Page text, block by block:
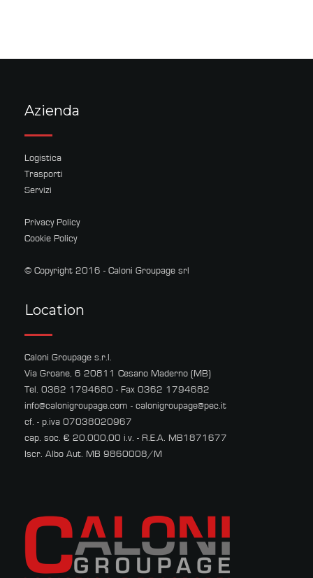
Azienda
Logistica
Trasporti
Servizi
Privacy Policy
Cookie Policy
© Copyright 2016 - Caloni Groupage srl
Location
Caloni Groupage s.r.l.
Via Groane, 6 20811 Cesano Maderno (MB)
Tel. 0362 1794680 - Fax 0362 1794682
info@calonigroupage.com - calonigroupage@pec.it
cf. - p.iva 07038020967
cap. soc. € 20.000,00 i.v. - R.E.A. MB1871677
Iscr. Albo Aut. MB 9860008/M